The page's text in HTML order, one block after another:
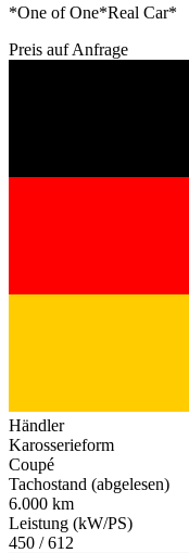
*One of One*Real Car*
Preis auf Anfrage
Händler
Karosserieform
Coupé
Tachostand (abgelesen)
6.000 km
Leistung (kW/PS)
450 / 612